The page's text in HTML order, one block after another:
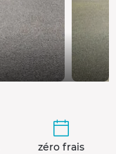
zéro frais